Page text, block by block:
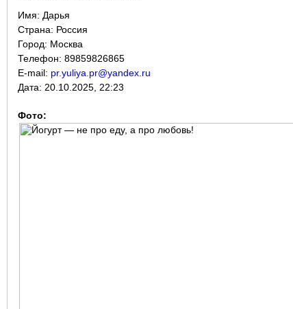
Имя: Дарья
Страна: Россия
Город: Москва
Телефон: 89859826865
E-mail: pr.yuliya.pr@yandex.ru
Дата: 20.10.2025, 22:23
Фото: